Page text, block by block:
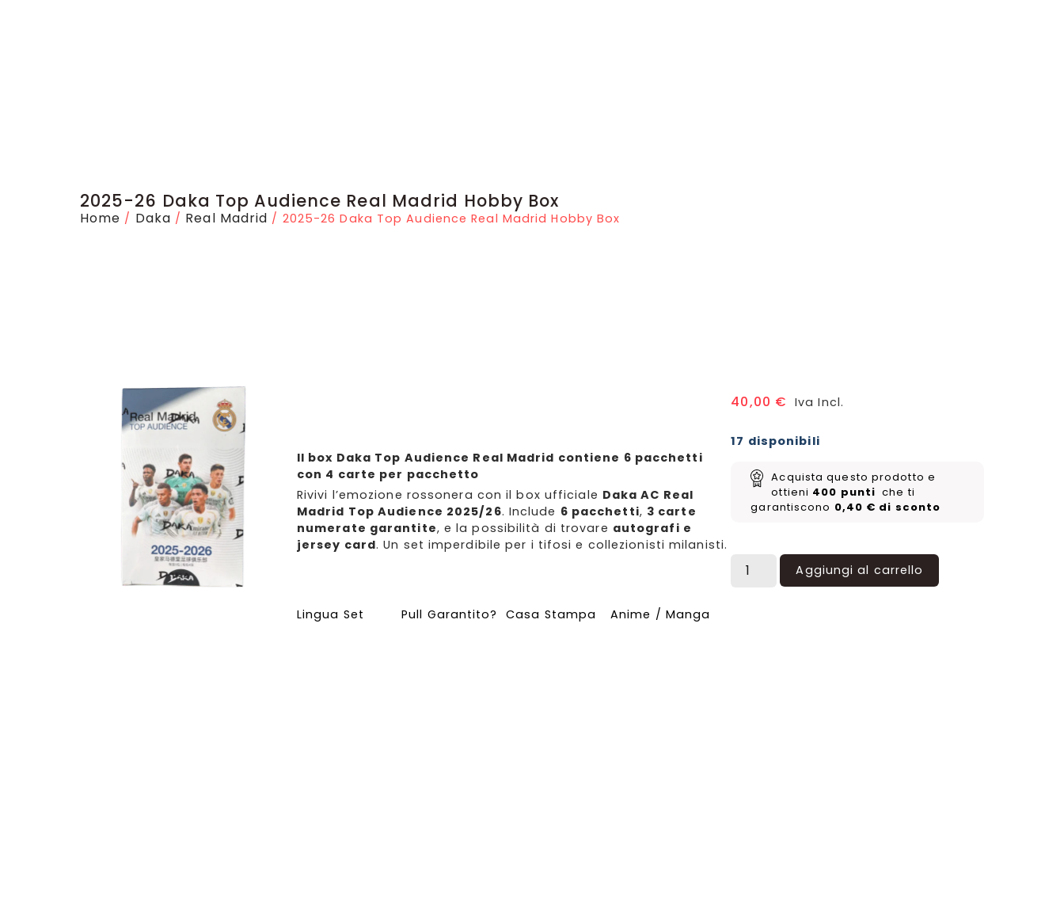
2025-26 Daka Top Audience Real Madrid Hobby Box
Home / Daka / Real Madrid / 2025-26 Daka Top Audience Real Madrid Hobby Box
Il box Daka Top Audience Real Madrid contiene 6 pacchetti
con 4 carte per pacchetto
Rivivi l’emozione rossonera con il box ufficiale Daka AC Real
Madrid Top Audience 2025/26. Include 6 pacchetti, 3 carte
numerate garantite, e la possibilità di trovare autografi e
jersey card. Un set imperdibile per i tifosi e collezionisti milanisti.
Lingua Set Pull Garantito? Casa Stampa Anime / Manga
40,00 € Iva Incl.
17 disponibili
Acquista questo prodotto e
ottieni 400 punti che ti
garantiscono 0,40 € di sconto
Aggiungi al carrello